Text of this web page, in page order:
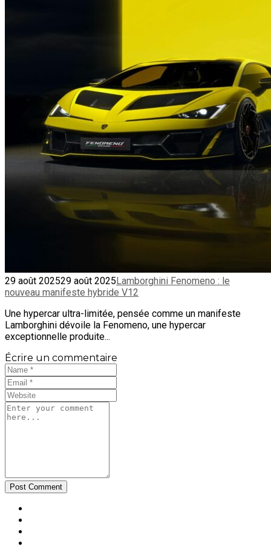
29 août 202529 août 2025Lamborghini Fenomeno : le
nouveau manifeste hybride V12
Une hypercar ultra-limitée, pensée comme un manifeste
Lamborghini dévoile la Fenomeno, une hypercar
exceptionnelle produite...
Écrire un commentaire